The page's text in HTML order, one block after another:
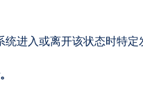
进入或离开该状态时特定